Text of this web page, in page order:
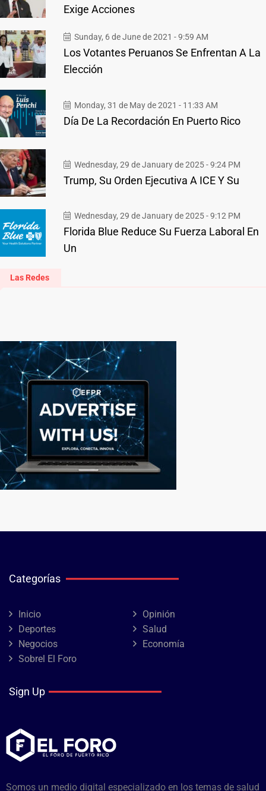
Exige Acciones
Sunday, 6 de June de 2021 - 9:59 AM
Los Votantes Peruanos Se Enfrentan A La
Elección
Monday, 31 de May de 2021 - 11:33 AM
Día De La Recordación En Puerto Rico
Wednesday, 29 de January de 2025 - 9:24 PM
Trump, Su Orden Ejecutiva A ICE Y Su
Wednesday, 29 de January de 2025 - 9:12 PM
Florida Blue Reduce Su Fuerza Laboral En
Un
Las Redes
Categorías
Inicio
Opinión
Deportes
Salud
Negocios
Economía
Sobrel El Foro
Sign Up
Somos un medio digital especializado en los temas de salud